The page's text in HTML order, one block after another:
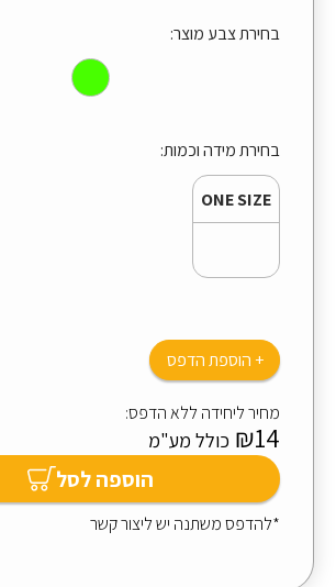
בחירת צבע מוצר:
בחירת מידה וכמות:
ONE SIZE
+ הוספת הדפס
הוספה לסל
מחיר ליחידה ללא הדפס:
₪14 כולל מע"מ
*להדפס משתנה יש ליצור קשר